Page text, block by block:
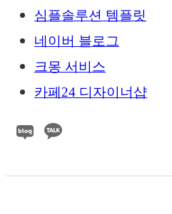
심플솔루션 템플릿
네이버 블로그
크몽 서비스
카페24 디자이너샵